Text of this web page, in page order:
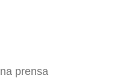
prensa